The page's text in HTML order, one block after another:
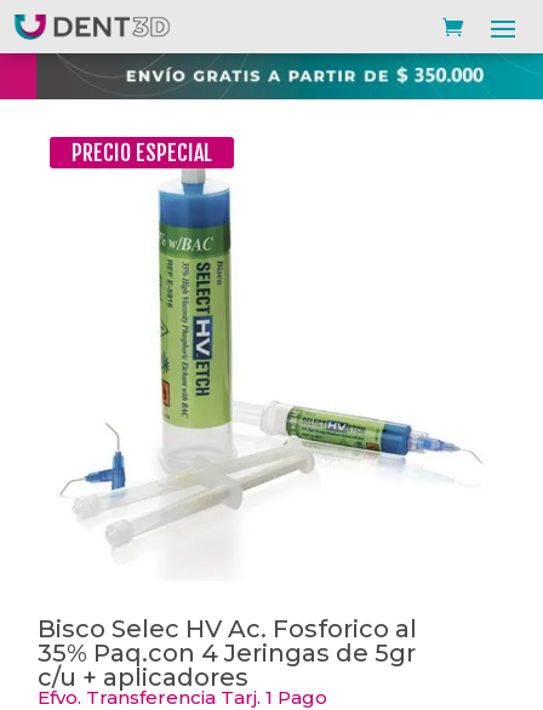
PRECIO ESPECIAL
Bisco Selec HV Ac. Fosforico al
35% Paq.con 4 Jeringas de 5gr
c/u + aplicadores
Efvo. Transferencia Tarj. 1 Pago